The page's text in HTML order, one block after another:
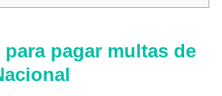
pagar multas de